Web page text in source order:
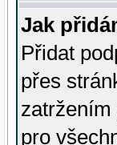
Jak
Přidat
přes
zatržením
pro